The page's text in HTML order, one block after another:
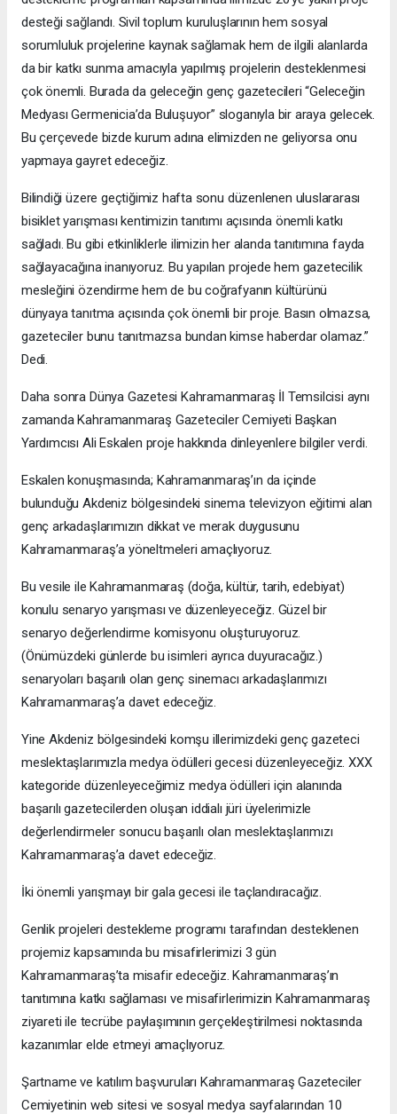
desteği sağlandı. Sivil toplum kuruluşlarının hem sosyal
sorumluluk projelerine kaynak sağlamak hem de ilgili alanlarda
da bir katkı sunma amacıyla yapılmış projelerin desteklenmesi
çok önemli. Burada da geleceğin genç gazetecileri “Geleceğin
Medyası Germenicia’da Buluşuyor” sloganıyla bir araya gelecek.
Bu çerçevede bizde kurum adına elimizden ne geliyorsa onu
yapmaya gayret edeceğiz.
Bilindiği üzere geçtiğimiz hafta sonu düzenlenen uluslararası
bisiklet yarışması kentimizin tanıtımı açısında önemli katkı
sağladı. Bu gibi etkinliklerle ilimizin her alanda tanıtımına fayda
sağlayacağına inanıyoruz. Bu yapılan projede hem gazetecilik
mesleğini özendirme hem de bu coğrafyanın kültürünü
dünyaya tanıtma açısında çok önemli bir proje. Basın olmazsa,
gazeteciler bunu tanıtmazsa bundan kimse haberdar olamaz.”
Dedi.
Daha sonra Dünya Gazetesi Kahramanmaraş İl Temsilcisi aynı
zamanda Kahramanmaraş Gazeteciler Cemiyeti Başkan
Yardımcısı Ali Eskalen proje hakkında dinleyenlere bilgiler verdi.
Eskalen konuşmasında; Kahramanmaraş’ın da içinde
bulunduğu Akdeniz bölgesindeki sinema televizyon eğitimi alan
genç arkadaşlarımızın dikkat ve merak duygusunu
Kahramanmaraş’a yöneltmeleri amaçlıyoruz.
Bu vesile ile Kahramanmaraş (doğa, kültür, tarih, edebiyat)
konulu senaryo yarışması ve düzenleyeceğiz. Güzel bir
senaryo değerlendirme komisyonu oluşturuyoruz.
(Önümüzdeki günlerde bu isimleri ayrıca duyuracağız.)
senaryoları başarılı olan genç sinemacı arkadaşlarımızı
Kahramanmaraş’a davet edeceğiz.
Yine Akdeniz bölgesindeki komşu illerimizdeki genç gazeteci
meslektaşlarımızla medya ödülleri gecesi düzenleyeceğiz. XXX
kategoride düzenleyeceğimiz medya ödülleri için alanında
başarılı gazetecilerden oluşan iddialı jüri üyelerimizle
değerlendirmeler sonucu başarılı olan meslektaşlarımızı
Kahramanmaraş’a davet edeceğiz.
İki önemli yarışmayı bir gala gecesi ile taçlandıracağız.
Genlik projeleri destekleme programı tarafından desteklenen
projemiz kapsamında bu misafirlerimizi 3 gün
Kahramanmaraş’ta misafir edeceğiz. Kahramanmaraş’ın
tanıtımına katkı sağlaması ve misafirlerimizin Kahramanmaraş
ziyareti ile tecrübe paylaşımının gerçekleştirilmesi noktasında
kazanımlar elde etmeyi amaçlıyoruz.
Şartname ve katılım başvuruları Kahramanmaraş Gazeteciler
Cemiyetinin web sitesi ve sosyal medya sayfalarından 10